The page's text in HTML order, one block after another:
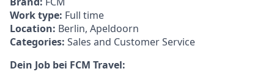
Work type: Full time
Location: Berlin, Apeldoorn
Categories: Sales and Customer Service
Dein Job bei FCM Travel: